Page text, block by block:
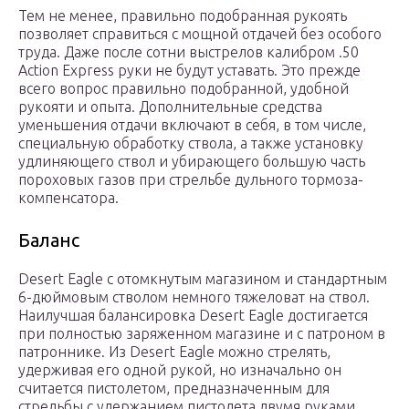
Тем не менее, правильно подобранная рукоять
позволяет справиться с мощной отдачей без особого
труда. Даже после сотни выстрелов калибром .50
Action Express руки не будут уставать. Это прежде
всего вопрос правильно подобранной, удобной
рукояти и опыта. Дополнительные средства
уменьшения отдачи включают в себя, в том числе,
специальную обработку ствола, а также установку
удлиняющего ствол и убирающего большую часть
пороховых газов при стрельбе дульного тормоза-
компенсатора.
Баланс
Desert Eagle с отомкнутым магазином и стандартным
6-дюймовым стволом немного тяжеловат на ствол.
Наилучшая балансировка Desert Eagle достигается
при полностью заряженном магазине и с патроном в
патроннике. Из Desert Eagle можно стрелять,
удерживая его одной рукой, но изначально он
считается пистолетом, предназначенным для